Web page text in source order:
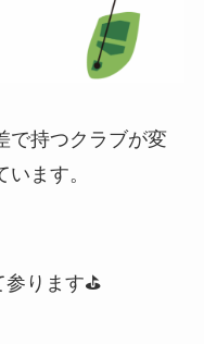
で持つクラブが変
ます。
ります⛳️